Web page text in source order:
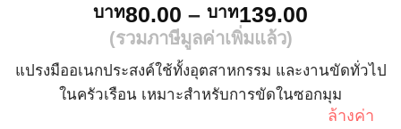
บาท80.00 – บาท139.00
บาท
through
บาท
(รวมภาษีมูลค่าเพิ่มแล้ว)
แปรงมืออเนกประสงค์ใช้ทั้งอุตสาหกรรม และงานขัดทั่วไป
ในครัวเรือน เหมาะสำหรับการขัดในซอกมุม
ล้างค่า